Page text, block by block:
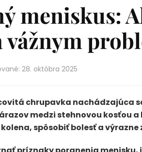
meniskus:
vážnym
: 28. októbra 2025
chrupavka nachádzajúca
medzi stehnovou kosťou a
spôsobiť bolesť a